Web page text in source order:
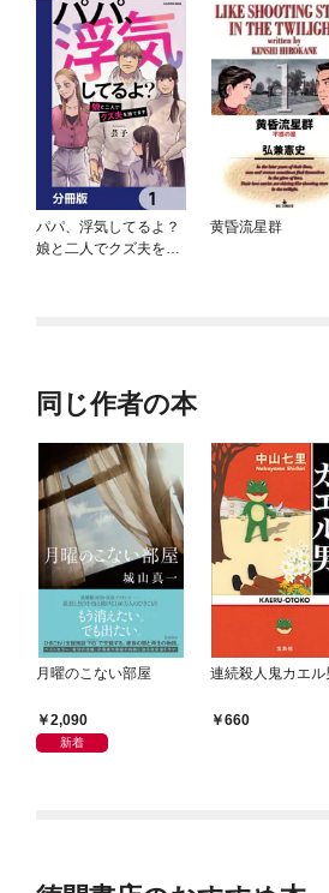
パパ、浮気してるよ？
娘と二人でクズ夫を捨
黄昏流星群
同じ作者の本
月曜のこない部屋
2,090
新着
連続殺人鬼カエル
660